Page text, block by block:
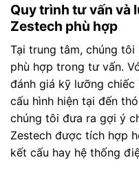
Quy trình tư vấn và
Zestech phù hợp
Tại trung tâm, chúng
phù hợp trong tư vấn.
đánh giá kỹ lưỡng
cấu hình hiện tại đến
chúng tôi đưa ra gợi ý
Zestech được tích hợp
kết cấu hay hệ thống